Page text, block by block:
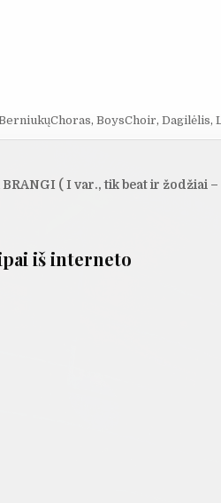
, BoysChoir, Dagilėlis,
( I var., tik beat ir žodžiai –
iš interneto